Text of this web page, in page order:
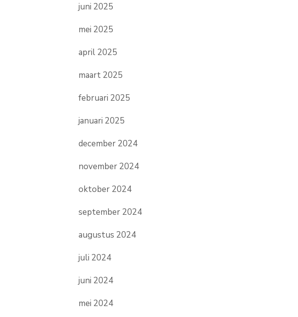
juni 2025
mei 2025
april 2025
maart 2025
februari 2025
januari 2025
december 2024
november 2024
oktober 2024
september 2024
augustus 2024
juli 2024
juni 2024
mei 2024